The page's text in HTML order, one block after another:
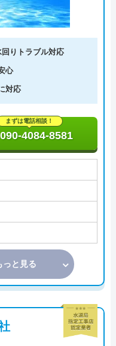
りトラブル対応
心
対応
まずは電話相談！
090-4084-8581
っと見る